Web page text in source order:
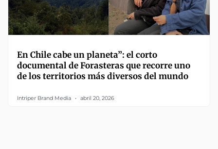
En Chile cabe un planeta”: el corto
documental de Forasteras que recorre uno
de los territorios más diversos del mundo
Intriper Brand Media abril 20, 2026